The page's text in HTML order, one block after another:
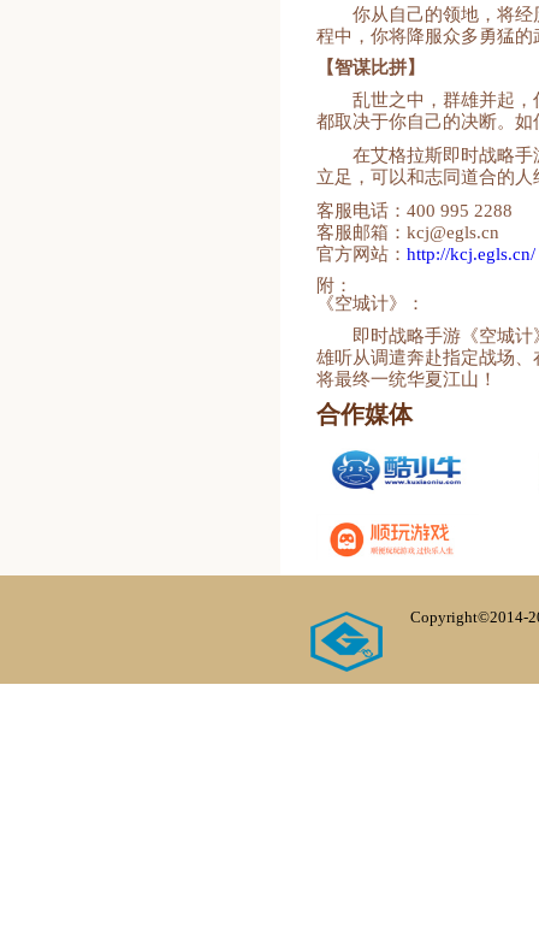
你从自己的领地，将
程中，你将降服众多勇猛
【智谋比拼】
乱世之中，群雄并起
都取决于你自己的决断。
在艾格拉斯即时战略
立足，可以和志同道合的
客服电话：400 995 2288
客服邮箱：kcj@egls.cn
官方网站： http://kcj.egls.cn/
附：
《空城计》：
即时战略手游《空城
雄听从调遣奔赴指定战场
将最终一统华夏江山！
合作媒体
Copyright©2014-